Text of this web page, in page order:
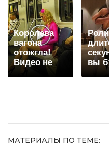
Королева
вагона
отожгла!
Видео не
оставит
вы
шоке
МАТЕРИАЛЫ ПО ТЕМЕ: